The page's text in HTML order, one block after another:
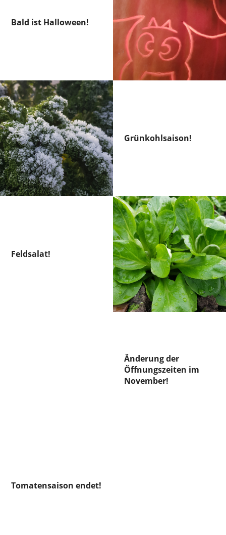
Bald ist Halloween!
Grünkohlsaison!
Feldsalat!
Änderung der
Öffnungszeiten im
November!
Tomatensaison endet!